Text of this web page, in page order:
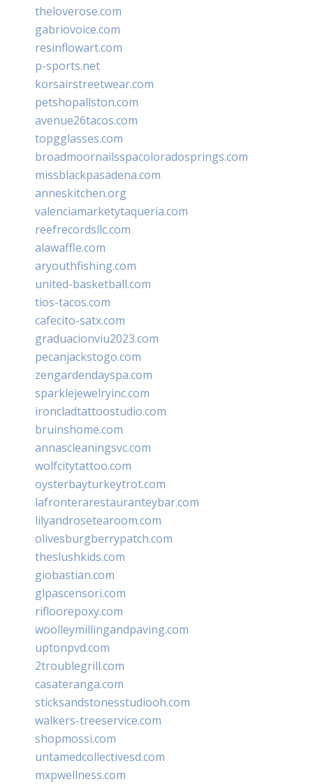
theloverose.com
gabriovoice.com
resinflowart.com
p-sports.net
korsairstreetwear.com
petshopallston.com
avenue26tacos.com
topgglasses.com
broadmoornailsspacoloradosprings.com
missblackpasadena.com
anneskitchen.org
valenciamarketytaqueria.com
reefrecordsllc.com
alawaffle.com
aryouthfishing.com
united-basketball.com
tios-tacos.com
cafecito-satx.com
graduacionviu2023.com
pecanjackstogo.com
zengardendayspa.com
sparklejewelryinc.com
ironcladtattoostudio.com
bruinshome.com
annascleaningsvc.com
wolfcitytattoo.com
oysterbayturkeytrot.com
lafronterarestauranteybar.com
lilyandrosetearoom.com
olivesburgberrypatch.com
theslushkids.com
giobastian.com
glpascensori.com
rifloorepoxy.com
woolleymillingandpaving.com
uptonpvd.com
2troublegrill.com
casateranga.com
sticksandstonesstudiooh.com
walkers-treeservice.com
shopmossi.com
untamedcollectivesd.com
mxpwellness.com